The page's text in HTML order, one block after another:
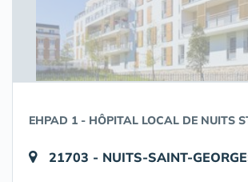
EHPAD 1 - HÔPITAL LOCAL DE NUITS
21703 - NUITS-SAINT-